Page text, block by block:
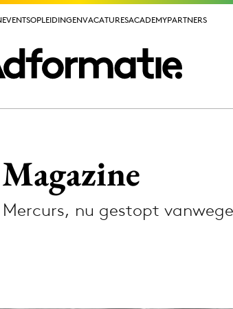
EVENTSOPLEIDINGENVACATURESACADEMYPARTNERS
EVENTSOPLEIDINGENVACATURESACADEMYPARTNERS
nu gestopt